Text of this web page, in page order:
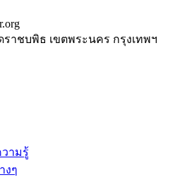
าชบพิธ เขตพระนคร กรุงเทพฯ
ามรู้
งๆ